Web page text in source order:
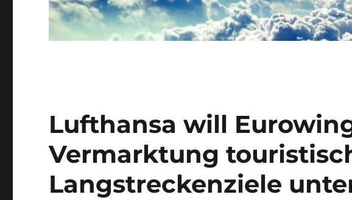
Lufthansa will
Vermarktung
Langstreckenziele